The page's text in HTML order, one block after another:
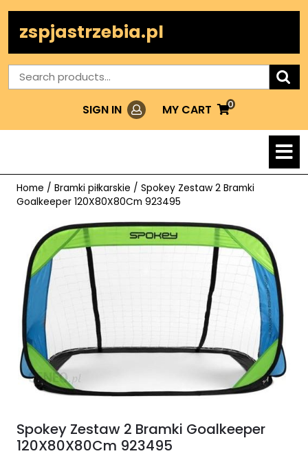
contentzspjastrzebia.pl
Search
for:
SIGN IN LoginMY CART
MY
0
Home / Bramki piłkarskie / Spokey Zestaw 2 Bramki
Goalkeeper 120X80X80Cm 923495
Spokey Zestaw 2 Bramki Goalkeeper
120X80X80Cm 923495